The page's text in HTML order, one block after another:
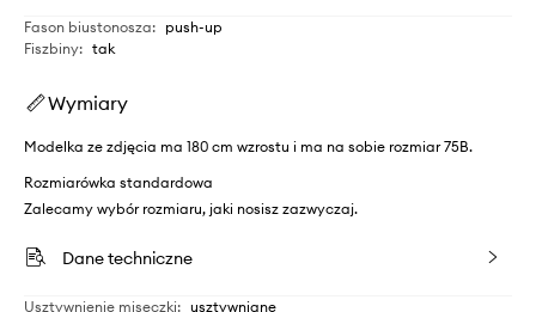
Fason biustonosza: push-up
Fiszbiny: tak
Wymiary
Modelka ze zdjęcia ma 180 cm wzrostu i ma na sobie rozmiar 75B.
Rozmiarówka standardowa
Zalecamy wybór rozmiaru, jaki nosisz zazwyczaj.
Dane techniczne
Usztywnienie miseczki: usztywniane